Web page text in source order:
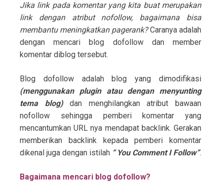
Jika link pada komentar yang kita buat merupakan
link dengan atribut nofollow, bagaimana bisa
membantu meningkatkan pagerank?Caranya adalah
dengan mencari blog dofollow dan member
komentar diblog tersebut.
Blog dofollow adalah blog yang dimodifikasi
(menggunakan plugin atau dengan menyunting
tema blog)
dan menghilangkan atribut bawaan
nofollow sehingga pemberi komentar yang
mencantumkan URL nya mendapat backlink. Gerakan
memberikan backlink kepada pemberi komentar
dikenal juga dengan istilah “ You Comment I Follow”.
Bagaimana mencari blog dofollow?